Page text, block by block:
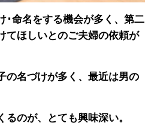
･命名をする機会が多く、第二
てほしいとのご夫婦の依頼が
の名づけが多く、最近は男の
るのが、とても興味深い。